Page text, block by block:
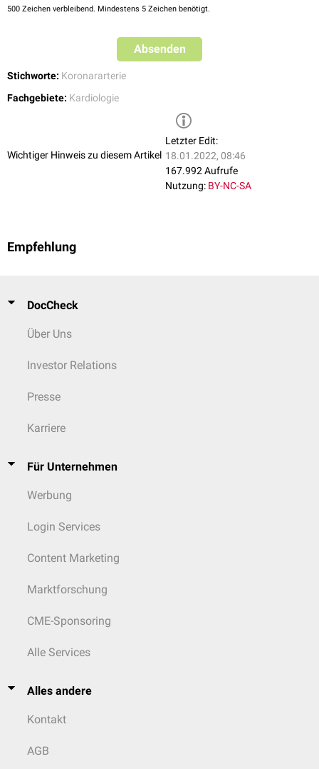
500 Zeichen verbleibend. Mindestens 5 Zeichen benötigt.
Absenden
Stichworte: Koronararterie
Fachgebiete: Kardiologie
Wichtiger Hinweis zu diesem Artikel
Letzter Edit:
18.01.2022, 08:46
167.992 Aufrufe
Nutzung: BY-NC-SA
Empfehlung
DocCheck
Über Uns
Investor Relations
Presse
Karriere
Für Unternehmen
Werbung
Login Services
Content Marketing
Marktforschung
CME-Sponsoring
Alle Services
Alles andere
Kontakt
AGB